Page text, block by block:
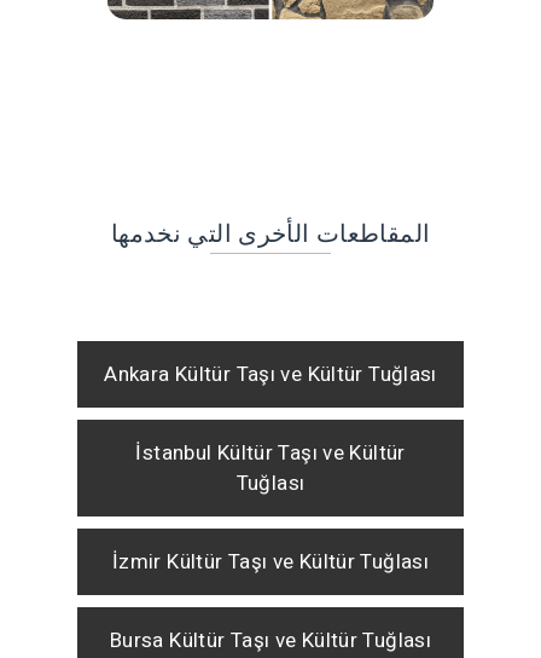
المقاطعات الأخرى التي نخدمها
Ankara Kültür Taşı ve Kültür Tuğlası
İstanbul Kültür Taşı ve Kültür
Tuğlası
İzmir Kültür Taşı ve Kültür Tuğlası
Bursa Kültür Taşı ve Kültür Tuğlası